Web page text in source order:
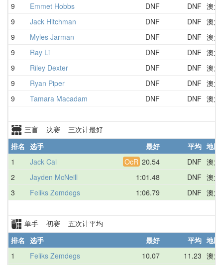
9
Emmet Hobbs DNF DNF 澳大
9
Jack Hitchman DNF DNF 澳大
9
Myles Jarman DNF DNF 澳大
9
Ray Li DNF DNF 澳大
9
Riley Dexter DNF DNF 澳大
9
Ryan Piper DNF DNF 澳大
9
Tamara Macadam DNF DNF 澳大
三盲 决赛 三次计最好
排名 选手 最好 平均 地区
1
Jack Cai OcR 20.54 DNF 澳大
2
Jayden McNeill 1:01.48 DNF 澳大
3
Feliks Zemdegs 1:06.79 DNF 澳大
单手 初赛 五次计平均
排名 选手 最好 平均 地区
1
Feliks Zemdegs 10.07 11.23 澳大